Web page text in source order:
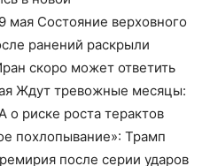
Состояние верховного
ранений раскрыли
скоро может ответить
Ждут тревожные месяцы:
риске роста терактов
похлопывание»: Трамп
после серии ударов